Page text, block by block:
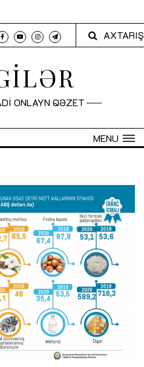
AXTARIŞ
ONLAYN QƏZET
MENU